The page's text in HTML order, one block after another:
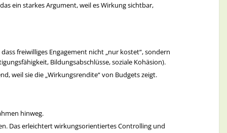
ein starkes Argument, weil es Wirkung sichtbar,
freiwilliges Engagement nicht „nur kostet“, sondern
Bildungsabschlüsse, soziale Kohäsion).
weil sie die „Wirkungsrendite“ von Budgets zeigt.
hinweg.
Das erleichtert wirkungsorientiertes Controlling und